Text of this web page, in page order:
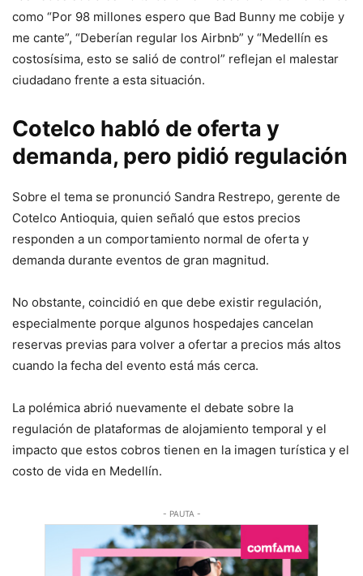
como “Por 98 millones espero que Bad Bunny me cobije y
me cante”, “Deberían regular los Airbnb” y “Medellín es
costosísima, esto se salió de control” reflejan el malestar
ciudadano frente a esta situación.
Cotelco habló de oferta y
demanda, pero pidió regulación
Sobre el tema se pronunció Sandra Restrepo, gerente de
Cotelco Antioquia, quien señaló que estos precios
responden a un comportamiento normal de oferta y
demanda durante eventos de gran magnitud.
No obstante, coincidió en que debe existir regulación,
especialmente porque algunos hospedajes cancelan
reservas previas para volver a ofertar a precios más altos
cuando la fecha del evento está más cerca.
La polémica abrió nuevamente el debate sobre la
regulación de plataformas de alojamiento temporal y el
impacto que estos cobros tienen en la imagen turística y el
costo de vida en Medellín.
- PAUTA -